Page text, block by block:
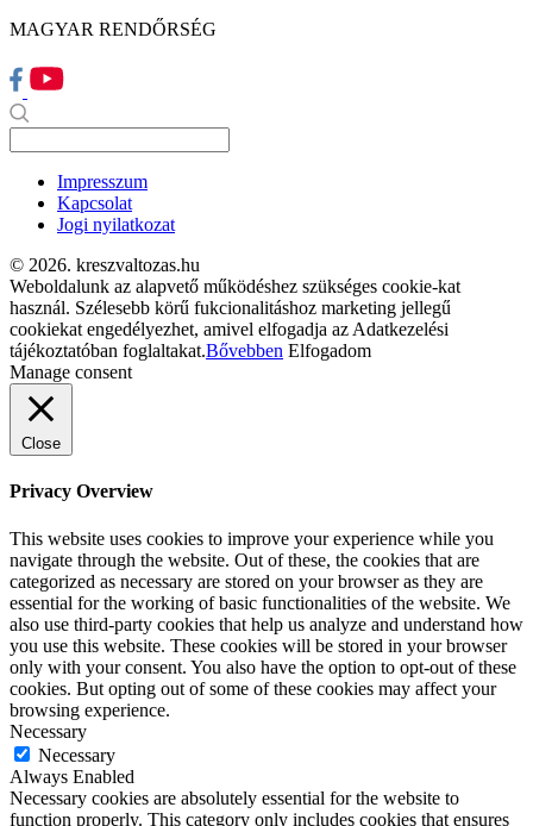
MAGYAR RENDŐRSÉG
Impresszum
Kapcsolat
Jogi nyilatkozat
© 2026. kreszvaltozas.hu
Weboldalunk az alapvető működéshez szükséges cookie-kat
használ. Szélesebb körű fukcionalitáshoz marketing jellegű
cookiekat engedélyezhet, amivel elfogadja az Adatkezelési
tájékoztatóban foglaltakat.Bővebben Elfogadom
Manage consent
Close
Privacy Overview
This website uses cookies to improve your experience while you
navigate through the website. Out of these, the cookies that are
categorized as necessary are stored on your browser as they are
essential for the working of basic functionalities of the website. We
also use third-party cookies that help us analyze and understand how
you use this website. These cookies will be stored in your browser
only with your consent. You also have the option to opt-out of these
cookies. But opting out of some of these cookies may affect your
browsing experience.
Necessary
Necessary
Always Enabled
Necessary cookies are absolutely essential for the website to
function properly. This category only includes cookies that ensures